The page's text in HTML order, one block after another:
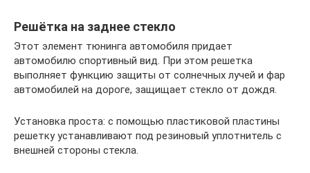
Решётка на заднее стекло
Этот элемент тюнинга автомобиля придает
автомобилю спортивный вид. При этом решетка
выполняет функцию защиты от солнечных лучей и фар
автомобилей на дороге, защищает стекло от дождя.
Установка проста: с помощью пластиковой пластины
решетку устанавливают под резиновый уплотнитель с
внешней стороны стекла.